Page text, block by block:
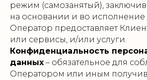
режим (самозанятый),
на основании и во исполнение
Оператор предоставляет
или сервисы, и/или услуги.
Конфиденциальность
данных – обязательное для
Оператором или иным